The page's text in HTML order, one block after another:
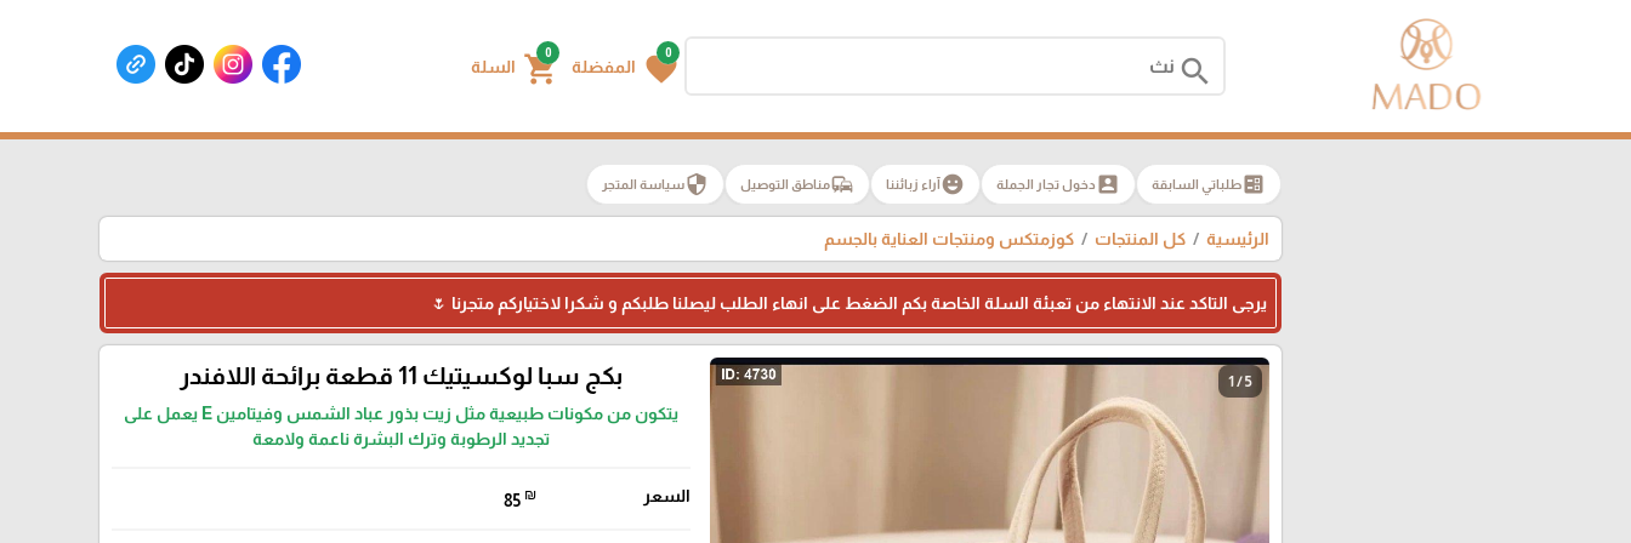
search
0
favorite المفضلة
0
shopping_cart السلة
ballotطلباتي السابقة account_box دخول تجار الجملة emoji_emotionsآراء زبائننا commuteمناطق التوصيل securityسياسة المتجر
الرئيسية كل المنتجات كوزمتكس ومنتجات العناية بالجسم
يرجى التاكد عند الانتهاء من تعبئة السلة الخاصة بكم الضغط على انهاء الطلب ليصلنا طلبكم و شكرا لاختياركم متجرنا 🌷
1 / 5 بكج سبا لوكسيتيك 11 قطعة برائحة اللافندر
يتكون من مكونات طبيعية مثل زيت بذور عباد الشمس وفيتامين E يعمل على
تجديد الرطوبة وترك البشرة ناعمة ولامعة
السعر 85 ₪